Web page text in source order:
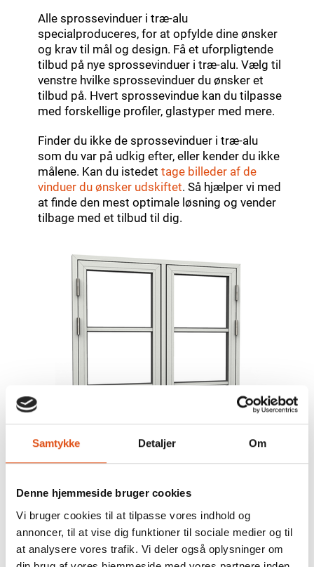
Samtykke Detaljer Om
Denne hjemmeside bruger cookies
Vi bruger cookies til at tilpasse vores indhold og
annoncer, til at vise dig funktioner til sociale medier og til
at analysere vores trafik. Vi deler også oplysninger om
Alle sprossevinduer i træ-alu
specialproduceres, for at opfylde dine ønsker
og krav til mål og design. Få et uforpligtende
tilbud på nye sprossevinduer i træ-alu. Vælg til
venstre hvilke sprossevinduer du ønsker et
tilbud på. Hvert sprossevindue kan du tilpasse
med forskellige profiler, glastyper med mere.
Finder du ikke de sprossevinduer i træ-alu
som du var på udkig efter, eller kender du ikke
målene. Kan du istedet tage billeder af de
vinduer du ønsker udskiftet. Så hjælper vi med
at finde den mest optimale løsning og vender
tilbage med et tilbud til dig.
SE UDVALG